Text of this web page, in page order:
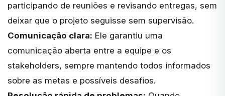
participando de reuniões e revisando entregas, sem
deixar que o projeto seguisse sem supervisão.
Comunicação clara: Ele garantiu uma
comunicação aberta entre a equipe e os
stakeholders, sempre mantendo todos informados
sobre as metas e possíveis desafios.